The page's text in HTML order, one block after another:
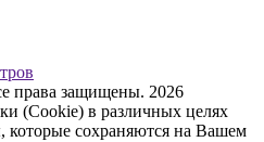
права защищены. 2026
(Cookie) в различных целях
сохраняются на Вашем